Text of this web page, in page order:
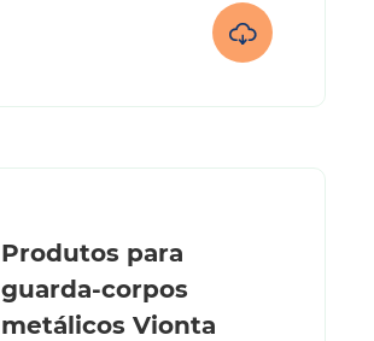

Produtos para
guarda-corpos
metálicos Vionta